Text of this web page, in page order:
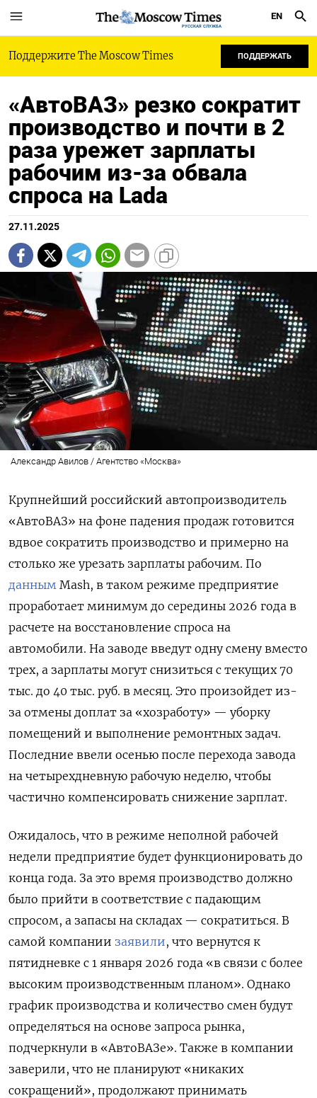
РУССКАЯ СЛУЖБА
EN
Поддержите The Moscow Times ПОДДЕРЖАТЬ
«АвтоВАЗ» резко сократит
производство и почти в 2
раза урежет зарплаты
рабочим из-за обвала
спроса на Lada
27.11.2025
Александр Авилов / Агентство «Москва»
Крупнейший российский автопроизводитель
«АвтоВАЗ» на фоне падения продаж готовится
вдвое сократить производство и примерно на
столько же урезать зарплаты рабочим. По
данным Mash, в таком режиме предприятие
проработает минимум до середины 2026 года в
расчете на восстановление спроса на
автомобили. На заводе введут одну смену вместо
трех, а зарплаты могут снизиться с текущих 70
тыс. до 40 тыс. руб. в месяц. Это произойдет из-
за отмены доплат за «хозработу» — уборку
помещений и выполнение ремонтных задач.
Последние ввели осенью после перехода завода
на четырехдневную рабочую неделю, чтобы
частично компенсировать снижение зарплат.
Ожидалось, что в режиме неполной рабочей
недели предприятие будет функционировать до
конца года. За это время производство должно
было прийти в соответствие с падающим
спросом, а запасы на складах — сократиться. В
самой компании заявили, что вернутся к
пятидневке с 1 января 2026 года «в связи с более
высоким производственным планом». Однако
график производства и количество смен будут
определяться на основе запроса рынка,
подчеркнули в «АвтоВАЗе». Также в компании
заверили, что не планируют «никаких
сокращений», продолжают принимать